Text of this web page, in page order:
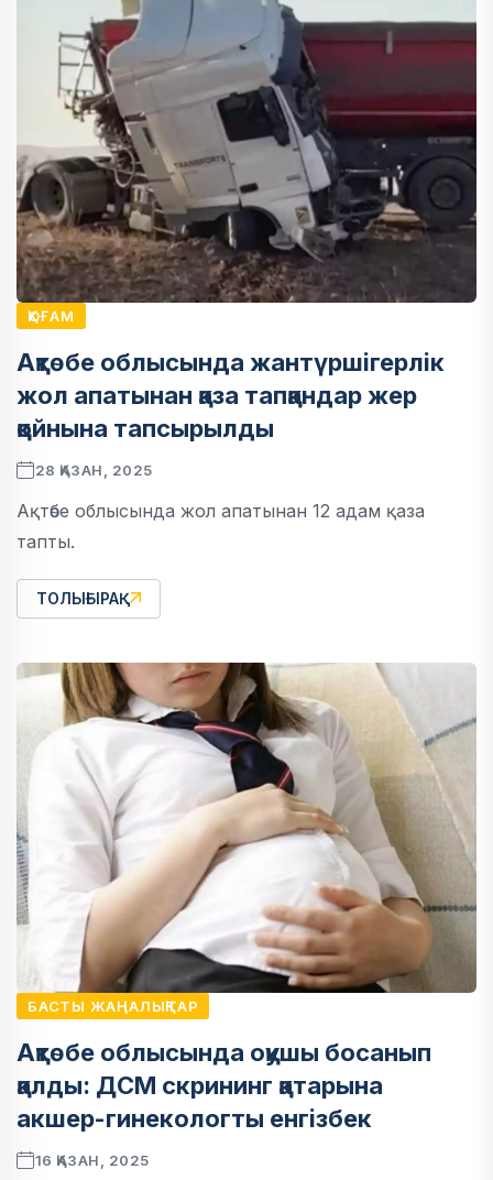
ҚОҒАМ
Ақтөбе облысында жантүршігерлік
жол апатынан қаза тапқандар жер
қойнына тапсырылды
28 ҚАЗАН, 2025
Ақтөбе облысында жол апатынан 12 адам қаза
тапты.
ТОЛЫҒЫРАҚ
БАСТЫ ЖАҢАЛЫҚТАР
Ақтөбе облысында оқушы босанып
қалды: ДСМ скрининг қатарына
акшер-гинекологты енгізбек
16 ҚАЗАН, 2025